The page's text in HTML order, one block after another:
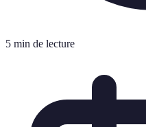
5 min de lecture